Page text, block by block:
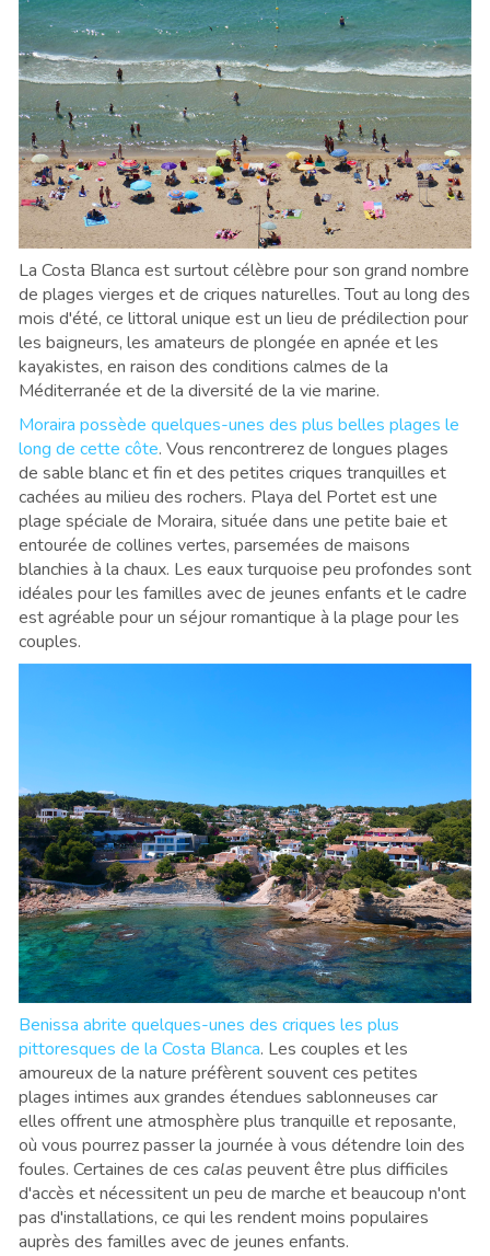
La Costa Blanca est surtout célèbre pour son grand nombre
de plages vierges et de criques naturelles. Tout au long des
mois d'été, ce littoral unique est un lieu de prédilection pour
les baigneurs, les amateurs de plongée en apnée et les
kayakistes, en raison des conditions calmes de la
Méditerranée et de la diversité de la vie marine.
Moraira possède quelques-unes des plus belles plages le
long de cette côte. Vous rencontrerez de longues plages
de sable blanc et fin et des petites criques tranquilles et
cachées au milieu des rochers. Playa del Portet est une
plage spéciale de Moraira, située dans une petite baie et
entourée de collines vertes, parsemées de maisons
blanchies à la chaux. Les eaux turquoise peu profondes sont
idéales pour les familles avec de jeunes enfants et le cadre
est agréable pour un séjour romantique à la plage pour les
couples.
Benissa abrite quelques-unes des criques les plus
pittoresques de la Costa Blanca. Les couples et les
amoureux de la nature préfèrent souvent ces petites
plages intimes aux grandes étendues sablonneuses car
elles offrent une atmosphère plus tranquille et reposante,
où vous pourrez passer la journée à vous détendre loin des
foules. Certaines de ces calas peuvent être plus difficiles
d'accès et nécessitent un peu de marche et beaucoup n'ont
pas d'installations, ce qui les rendent moins populaires
auprès des familles avec de jeunes enfants.